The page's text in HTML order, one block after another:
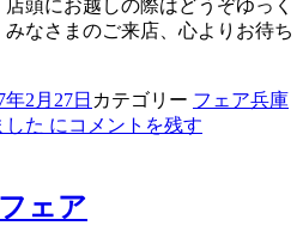
頭にお越しの際はどうぞゆっく
なさまのご来店、心よりお待ち
年2月27日 カテゴリー フェア兵庫
た に コメントを残す
ェア